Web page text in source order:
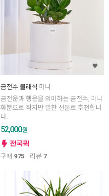
금전수 클래식 미니
금전운과 행운을 의미하는 금전수, 미니
화분으로 작지만 알찬 선물로 추천합니
다.
52,000원
구매 975 리뷰 7